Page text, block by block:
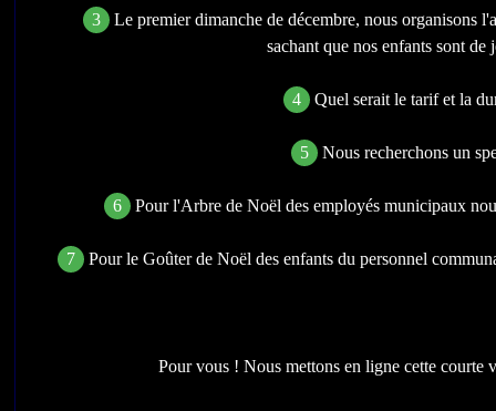
3
Le premier dimanche de décembre, nous organisons
sachant que nos enfants sont
4 Quel serait le tarif et la
5 Nous recherchons un
6 Pour l'Arbre de Noël des employés municipaux
7 Pour le Goûter de Noël des enfants du personnel
Pour vous ! Nous mettons en ligne cette courte